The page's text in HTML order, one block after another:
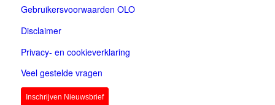
Gebruikersvoorwaarden OLO
Disclaimer
Privacy- en cookieverklaring
Veel gestelde vragen
Inschrijven Nieuwsbrief